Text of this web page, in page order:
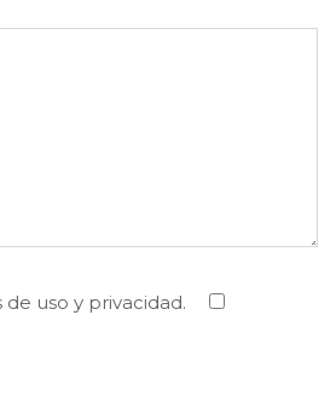
uso y privacidad.